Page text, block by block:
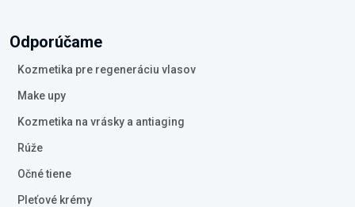
Odporúčame
Kozmetika pre regeneráciu vlasov
Make upy
Kozmetika na vrásky a antiaging
Rúže
Očné tiene
Pleťové krémy